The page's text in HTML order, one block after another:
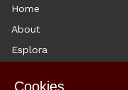
Home
About
Esplora
Cookies